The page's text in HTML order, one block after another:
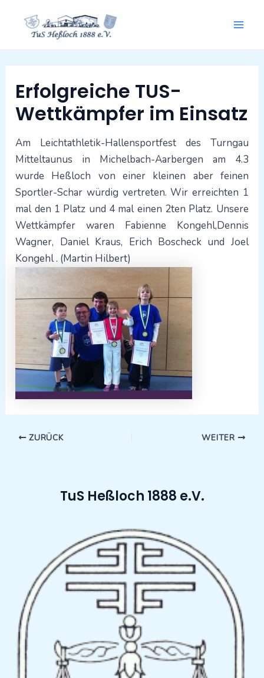
Inhalt
springen
Erfolgreiche TUS-
Wettkämpfer im Einsatz
Am Leichtathletik-Hallensportfest des Turngau
Mitteltaunus in Michelbach-Aarbergen am 4.3
wurde Heßloch von einer kleinen aber feinen
Sportler-Schar würdig vertreten. Wir erreichten 1
mal den 1 Platz und 4 mal einen 2ten Platz. Unsere
Wettkämpfer waren Fabienne Kongehl,Dennis
Wagner, Daniel Kraus, Erich Boscheck und Joel
Kongehl . (Martin Hilbert)
ZURÜCK WEITER
TuS Heßloch 1888 e.V.